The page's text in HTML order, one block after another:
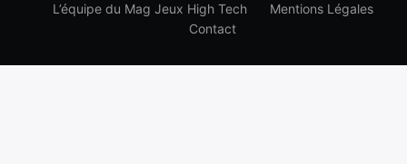
L’équipe du Mag Jeux High Tech
Mentions Légales
Contact